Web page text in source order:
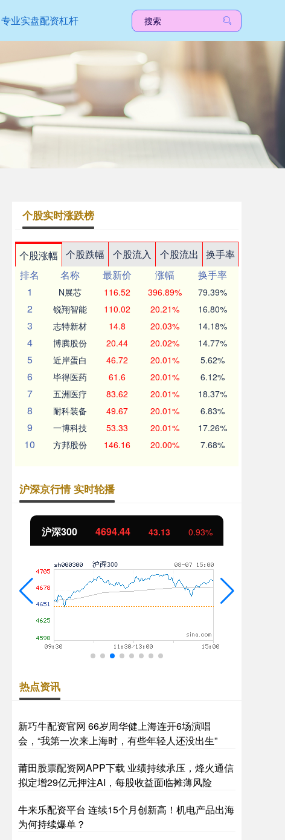
专业实盘配资杠杆
个股实时涨跌榜
个股涨幅 个股跌幅 个股流入 个股流出
换手率
排名
名称 最新价 涨幅
换手率
1
N展芯 116.52 396.89% 79.39%
2 锐翔智能 110.02 20.21% 16.80%
3 志特新材 14.8 20.03% 14.18%
4 博腾股份 20.44 20.02% 14.77%
5 近岸蛋白 46.72 20.01% 5.62%
6 毕得医药 61.6 20.01% 6.12%
7 五洲医疗 83.62 20.01% 18.37%
8 耐科装备 49.67 20.01% 6.83%
9 一博科技 53.33 20.01% 17.26%
10 方邦股份 146.16 20.00% 7.68%
沪深京行情 实时轮播
北证50 1134.24 11.37 1.01%
热点资讯
新巧牛配资官网 66岁周华健上海连开6场演唱
会，“我第一次来上海时，有些年轻人还没出生”
莆田股票配资网APP下载 业绩持续承压，烽火通信
拟定增29亿元押注AI，每股收益面临摊薄风险
牛来乐配资平台 连续15个月创新高！机电产品出海
为何持续爆单？